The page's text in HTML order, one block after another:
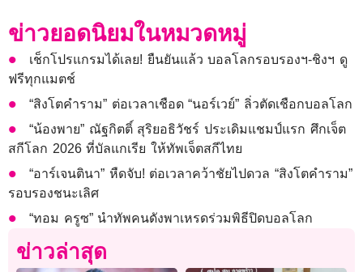
ข่าวยอดนิยมในหมวดหมู่
เช็กโปรแกรมได้เลย! ยืนยันแล้ว บอลโลกรอบรองฯ-ชิงฯ ดู
ฟรีทุกแมตช์
“สิงโตคำราม” ต่อเวลาเชือด “นอร์เวย์” ลิ่วตัดเชือกบอลโลก
“น้องพาย” ณัฐกิตติ์ สุริยอธิวัชร์ ประเดิมแชมป์แรก ศึกเจ็ต
สกีโลก 2026 ที่บัลแกเรีย ให้ทัพเจ็ตสกีไทย
“อาร์เจนตินา” หืดจับ! ต่อเวลาคว้าชัยไปดวล “สิงโตคำราม”
รอบรองชนะเลิศ
“ทอม ครูซ” นำทัพคนดังพาเหรดร่วมพิธีปิดบอลโลก
ข่าวล่าสุด